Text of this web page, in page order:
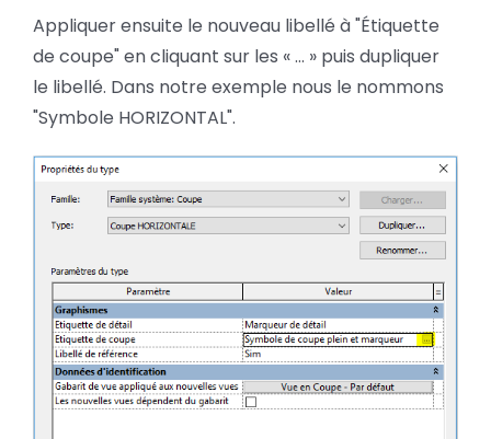
Appliquer ensuite le nouveau libellé à "Étiquette
de coupe" en cliquant sur les « … » puis dupliquer
le libellé. Dans notre exemple nous le nommons
"Symbole HORIZONTAL".